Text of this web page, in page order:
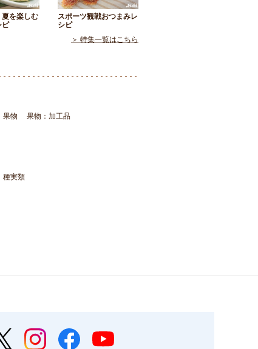
を楽しむ
ピ
スポーツ観戦おつまみレ
シピ
＞ 特集一覧はこちら
果物 果物：加工品
種実類